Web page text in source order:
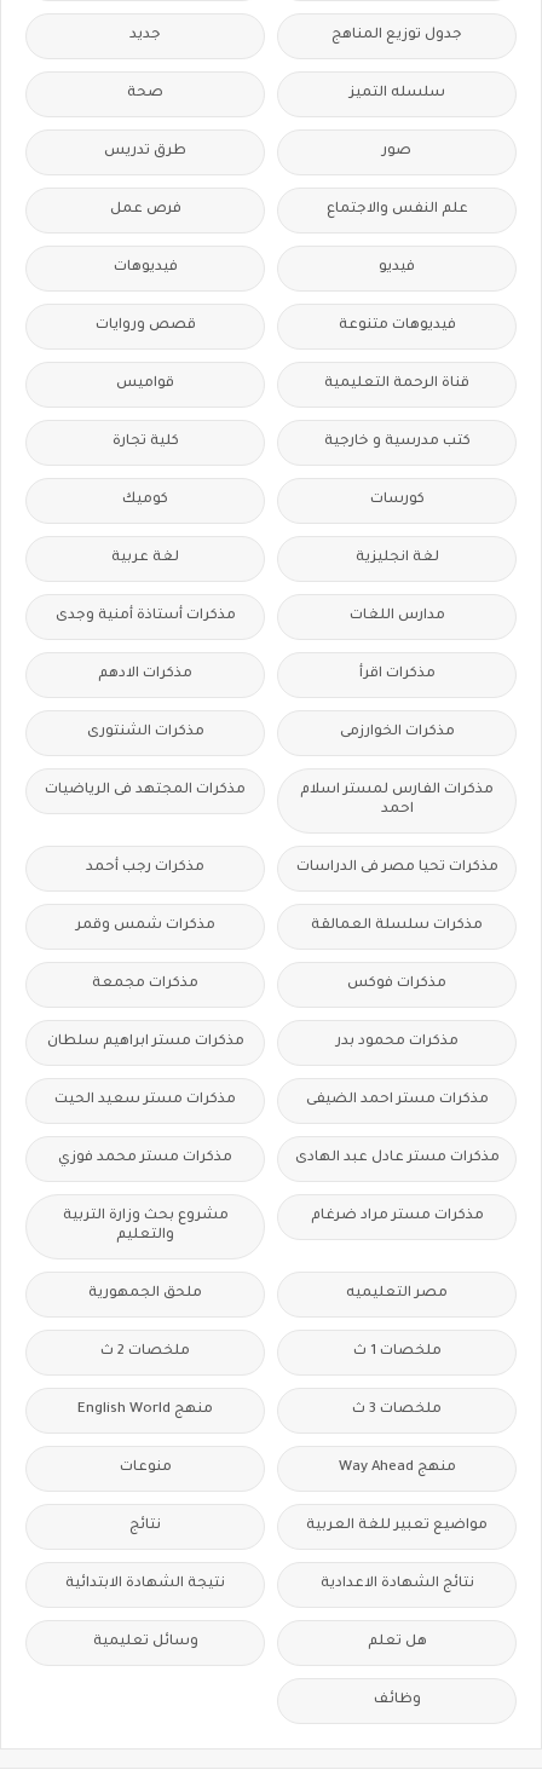
جدول توزيع المناهج جديد
سلسله التميز صحة
صور طرق تدريس
علم النفس والاجتماع فرص عمل
فيديو فيديوهات
فيديوهات متنوعة قصص وروايات
قناة الرحمة التعليمية قواميس
كتب مدرسية و خارجية كلية تجارة
كورسات كوميك
لغة انجليزية لغة عربية
مدارس اللغات مذكرات أستاذة أمنية وجدى
مذكرات اقرأ مذكرات الادهم
مذكرات الخوارزمى مذكرات الشنتورى
مذكرات الفارس لمستر اسلام
احمد
مذكرات المجتهد فى الرياضيات
مذكرات تحيا مصر فى الدراسات مذكرات رجب أحمد
مذكرات سلسلة العمالقة مذكرات شمس وقمر
مذكرات فوكس مذكرات مجمعة
مذكرات محمود بدر مذكرات مستر ابراهيم سلطان
مذكرات مستر احمد الضيفى مذكرات مستر سعيد الحيت
مذكرات مستر عادل عبد الهادى مذكرات مستر محمد فوزي
مذكرات مستر مراد ضرغام
مشروع بحث وزارة التربية
والتعليم
مصر التعليميه ملحق الجمهورية
ملخصات 1 ث ملخصات 2 ث
ملخصات 3 ث منهج English World
منهج Way Ahead منوعات
مواضيع تعبير للغة العربية نتائج
نتائج الشهادة الاعدادية نتيجة الشهادة الابتدائية
هل تعلم وسائل تعليمية
وظائف